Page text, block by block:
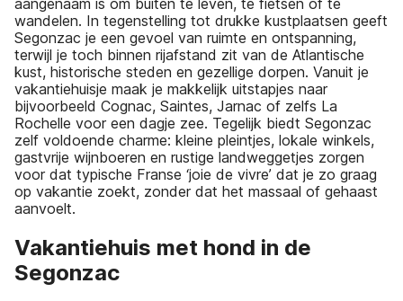
wandelen. In tegenstelling tot drukke kustplaatsen geeft
Segonzac je een gevoel van ruimte en ontspanning,
terwijl je toch binnen rijafstand zit van de Atlantische
kust, historische steden en gezellige dorpen. Vanuit je
vakantiehuisje maak je makkelijk uitstapjes naar
bijvoorbeeld Cognac, Saintes, Jarnac of zelfs La
Rochelle voor een dagje zee. Tegelijk biedt Segonzac
zelf voldoende charme: kleine pleintjes, lokale winkels,
gastvrije wijnboeren en rustige landweggetjes zorgen
voor dat typische Franse ‘joie de vivre’ dat je zo graag
op vakantie zoekt, zonder dat het massaal of gehaast
aanvoelt.
Vakantiehuis met hond in de
Segonzac